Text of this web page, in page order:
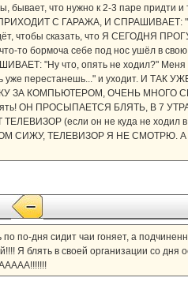
бывает, что нужно к 2-3 паре
С ГАРАЖА, И СПРАШИВАЕТ: "Что,
чтобы сказать, что Я СЕГОДНЯ
что-то бормоча себе под нос ушёл
"Ну что, опять не ходил?" Меня
уже перестанешь..." и уходит. И
ЗА КОМПЬЮТЕРОМ, ОЧЕНЬ МНОГО
ОН ПРОСЫПАЕТСЯ БЛЯТЬ, В 7
(если он не куда не
СИЖУ, ТЕЛЕВИЗОР Я НЕ СМОТРЮ.
по-дня сидит чаи гоняет, а
Я блять в своей организации со дня